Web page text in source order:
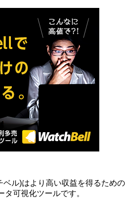
ル)はより高い収益を得るための
可視化ツールです。